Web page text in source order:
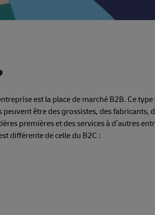
est la place de marché B2B. Ce
être des grossistes, des fabricants,
premières et des services à d’autres
différente de celle du B2C :